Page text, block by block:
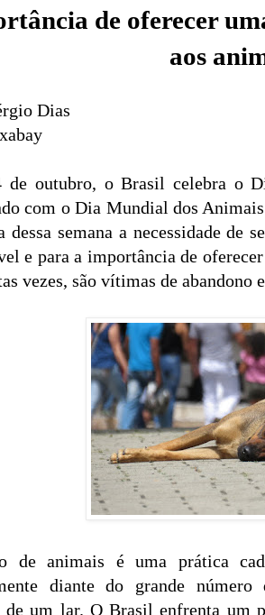
de oferecer
aos
Dias
de outubro, o Brasil celebra o
com o Dia Mundial dos
dessa semana a necessidade de
e para a importância de
vezes, são vítimas de abandono
de animais é uma prática
diante do grande
de um lar. O Brasil enfrenta um